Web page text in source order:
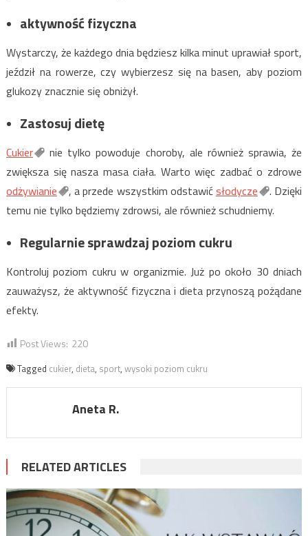
aktywność fizyczna
Wystarczy, że każdego dnia będziesz kilka minut uprawiał sport,
jeździł na rowerze, czy wybierzesz się na basen, aby poziom
glukozy znacznie się obniżył.
Zastosuj dietę
Cukier
nie tylko powoduje choroby, ale również sprawia, że
zwiększa się nasza masa ciała. Warto więc zadbać o zdrowe
odżywianie
, a przede wszystkim odstawićsłodycze
. Dzięki
temu nie tylko będziemy zdrowsi, ale również schudniemy.
Regularnie sprawdzaj poziom cukru
Kontroluj poziom cukru w organizmie. Już po około 30 dniach
zauważysz, że aktywność fizyczna i dieta przynoszą pożądane
efekty.
Post Views: 220
Tagged cukier, dieta, sport, wysoki poziom cukru
Aneta R.
RELATED ARTICLES